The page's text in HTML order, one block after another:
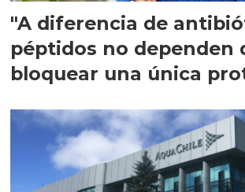
"A diferencia de
péptidos no dependen
bloquear una única